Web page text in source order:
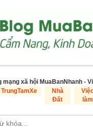
mạng xã hội MuaBanNhanh -
TrungTamXe
Nhà
Đất
làm